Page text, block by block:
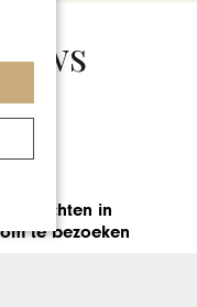
in de
dan een